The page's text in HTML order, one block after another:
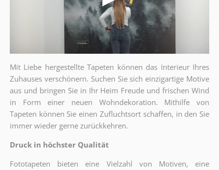
Mit Liebe hergestellte Tapeten können das Interieur Ihres
Zuhauses verschönern. Suchen Sie sich einzigartige Motive
aus und bringen Sie in Ihr Heim Freude und frischen Wind
in Form einer neuen Wohndekoration. Mithilfe von
Tapeten können Sie einen Zufluchtsort schaffen, in den Sie
immer wieder gerne zurückkehren.
Druck in höchster Qualität
Fototapeten bieten eine Vielzahl von Motiven, eine